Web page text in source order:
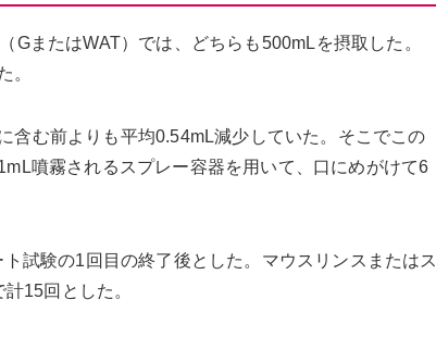
またはWAT）では、どちらも500mLを摂取した。
。
含む前よりも平均0.54mL減少していた。そこでこの
噴霧されるスプレー容器を用いて、口にめがけて6
試験の1回目の終了後とした。マウスリンスまたはス
15回とした。